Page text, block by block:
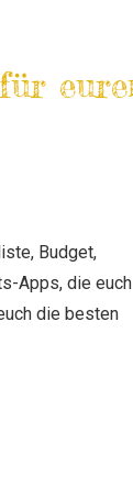
Budget,
Apps, die euch
die besten